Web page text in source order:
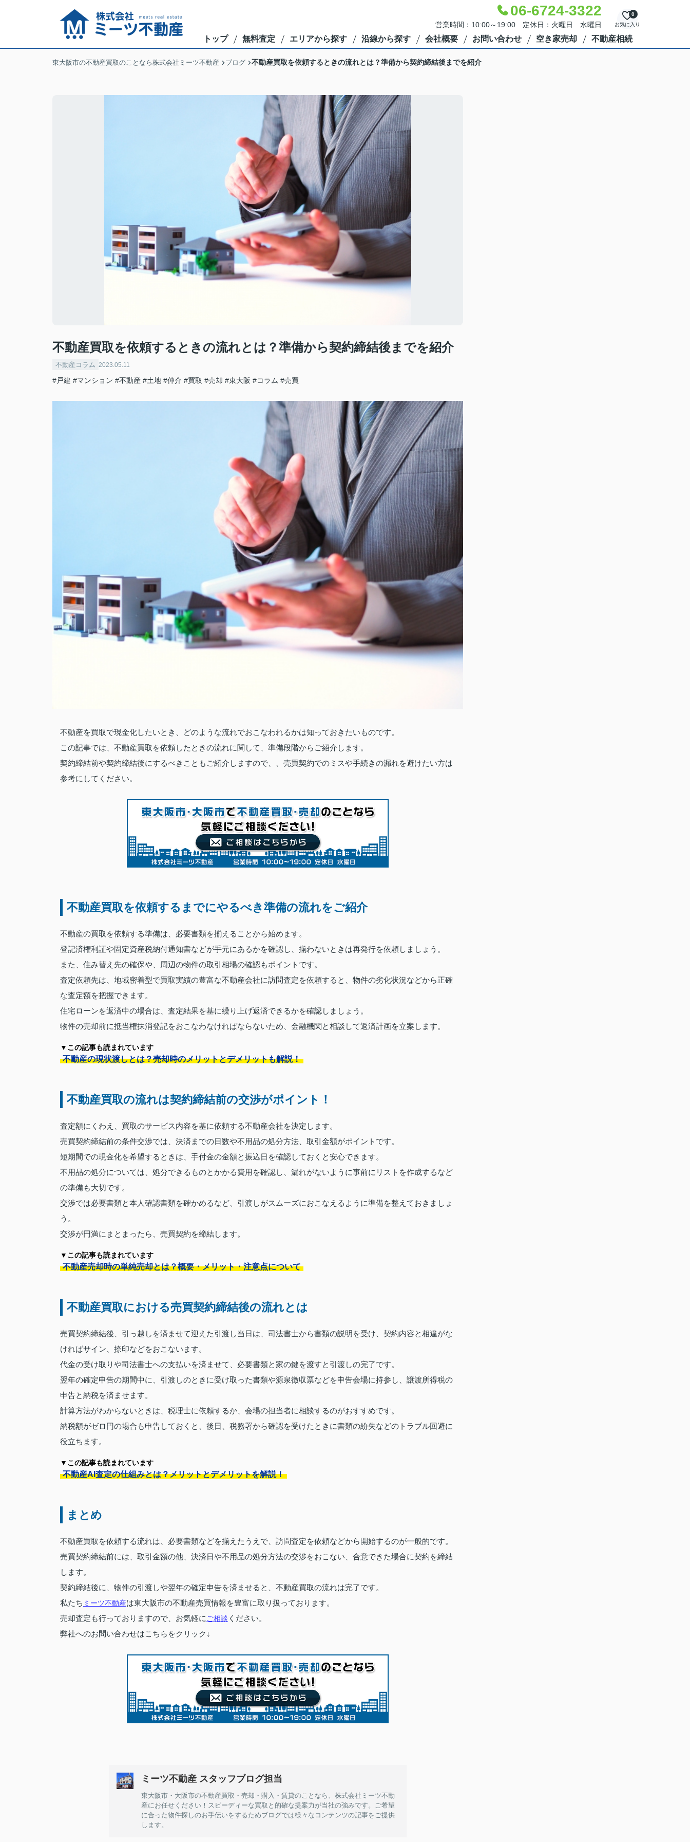
06-6724-3322
営業時間：10:00～19:00 定休日：火曜日 水曜日 お気に入り
0
トップ 無料査定 エリアから探す 沿線から探す 会社概要 お問い合わせ 空き家売却 不動産相続
東大阪市の不動産買取のことなら株式会社ミーツ不動産 ブログ 不動産買取を依頼するときの流れとは？準備から契約締結後までを紹介
不動産買取を依頼するときの流れとは？準備から契約締結後までを紹介
不動産コラム 2023.05.11
#戸建 #マンション #不動産 #土地 #仲介 #買取 #売却 #東大阪 #コラム #売買
不動産を買取で現金化したいとき、どのような流れでおこなわれるかは知っておきたいものです。
この記事では、不動産買取を依頼したときの流れに関して、準備段階からご紹介します。
契約締結前や契約締結後にするべきこともご紹介しますので、、売買契約でのミスや手続きの漏れを避けたい方は
参考にしてください。
不動産買取を依頼するまでにやるべき準備の流れをご紹介
不動産の買取を依頼する準備は、必要書類を揃えることから始めます。
登記済権利証や固定資産税納付通知書などが手元にあるかを確認し、揃わないときは再発行を依頼しましょう。
また、住み替え先の確保や、周辺の物件の取引相場の確認もポイントです。
査定依頼先は、地域密着型で買取実績の豊富な不動産会社に訪問査定を依頼すると、物件の劣化状況などから正確
な査定額を把握できます。
住宅ローンを返済中の場合は、査定結果を基に繰り上げ返済できるかを確認しましょう。
物件の売却前に抵当権抹消登記をおこなわなければならないため、金融機関と相談して返済計画を立案します。
▼この記事も読まれています
不動産の現状渡しとは？売却時のメリットとデメリットも解説！
不動産買取の流れは契約締結前の交渉がポイント！
査定額にくわえ、買取のサービス内容を基に依頼する不動産会社を決定します。
売買契約締結前の条件交渉では、決済までの日数や不用品の処分方法、取引金額がポイントです。
短期間での現金化を希望するときは、手付金の金額と振込日を確認しておくと安心できます。
不用品の処分については、処分できるものとかかる費用を確認し、漏れがないように事前にリストを作成するなど
の準備も大切です。
交渉では必要書類と本人確認書類を確かめるなど、引渡しがスムーズにおこなえるように準備を整えておきましょ
う。
交渉が円満にまとまったら、売買契約を締結します。
▼この記事も読まれています
不動産売却時の単純売却とは？概要・メリット・注意点について
不動産買取における売買契約締結後の流れとは
売買契約締結後、引っ越しを済ませて迎えた引渡し当日は、司法書士から書類の説明を受け、契約内容と相違がな
ければサイン、捺印などをおこないます。
代金の受け取りや司法書士への支払いを済ませて、必要書類と家の鍵を渡すと引渡しの完了です。
翌年の確定申告の期間中に、引渡しのときに受け取った書類や源泉徴収票などを申告会場に持参し、譲渡所得税の
申告と納税を済ませます。
計算方法がわからないときは、税理士に依頼するか、会場の担当者に相談するのがおすすめです。
納税額がゼロ円の場合も申告しておくと、後日、税務署から確認を受けたときに書類の紛失などのトラブル回避に
役立ちます。
▼この記事も読まれています
不動産AI査定の仕組みとは？メリットとデメリットを解説！
まとめ
不動産買取を依頼する流れは、必要書類などを揃えたうえで、訪問査定を依頼などから開始するのが一般的です。
売買契約締結前には、取引金額の他、決済日や不用品の処分方法の交渉をおこない、合意できた場合に契約を締結
します。
契約締結後に、物件の引渡しや翌年の確定申告を済ませると、不動産買取の流れは完了です。
私たち ミーツ不動産は東大阪市の不動産売買情報を豊富に取り扱っております。
売却査定も行っておりますので、お気軽にご相談 ください。
弊社へのお問い合わせはこちらをクリック↓
ミーツ不動産 スタッフブログ担当
東大阪市・大阪市の不動産買取・売却・購入・賃貸のことなら、株式会社ミーツ不動
産にお任せください！スピーディーな買取と的確な提案力が当社の強みです。ご希望
に合った物件探しのお手伝いをするためブログでは様々なコンテンツの記事をご提供
します。